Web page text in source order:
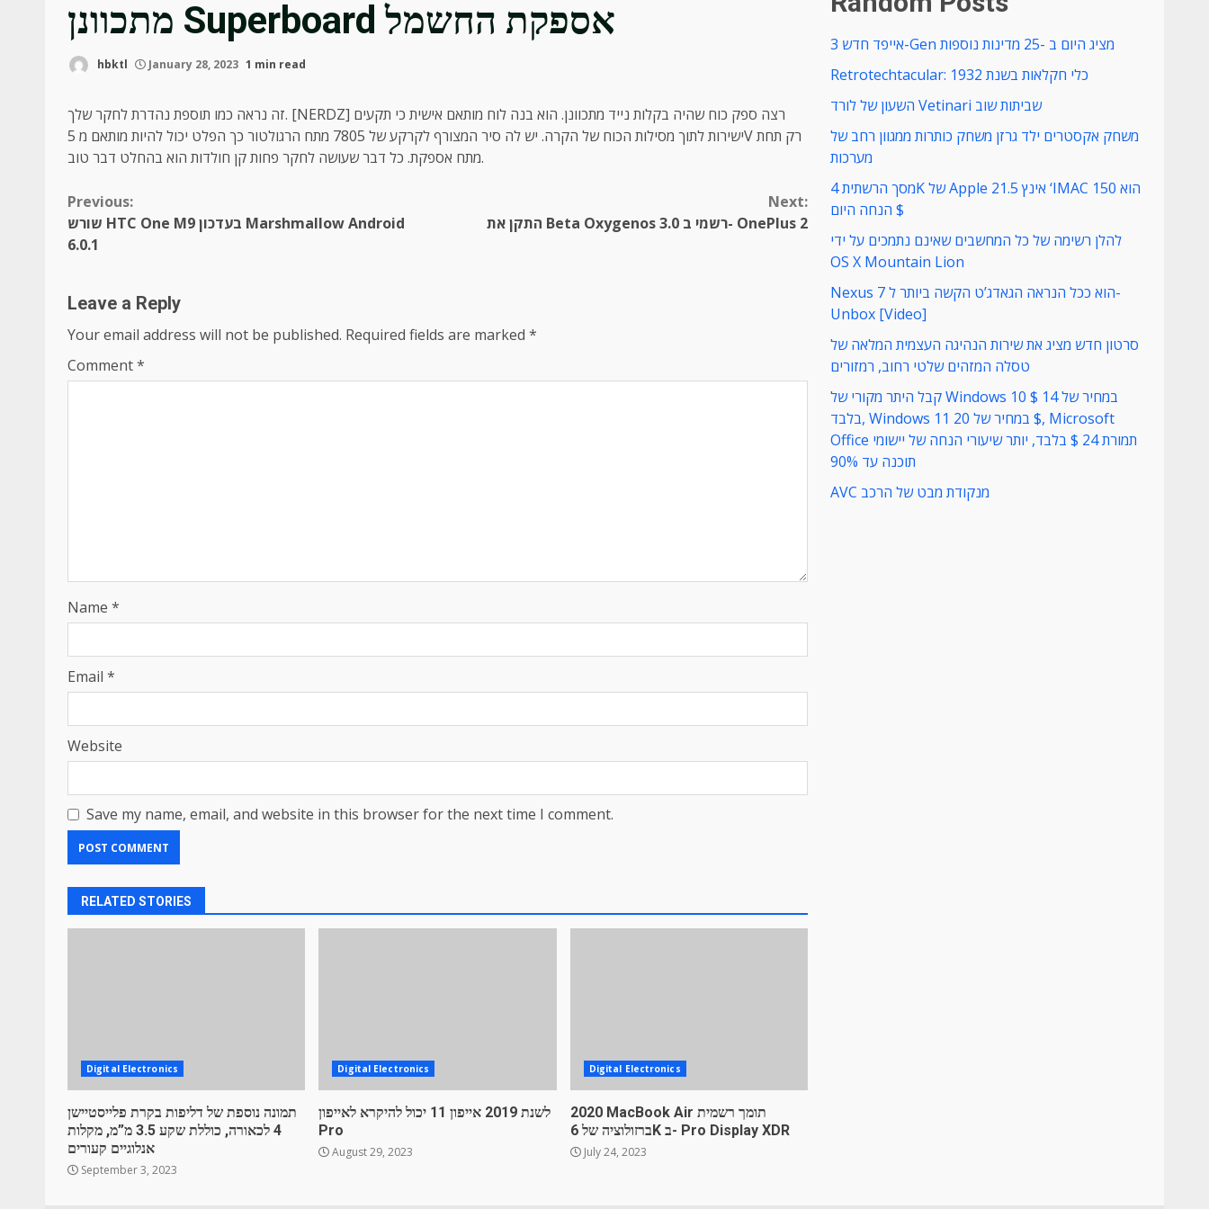
מתכוונן Superboard אספקת החשמל
hbktl January 28, 2023 1 min read
זה נראה כמו תוספת נהדרת לחקר שלך. [NERDZ] רצה ספק כוח שהיה בקלות נייד מתכוונן. הוא בנה לוח מותאם אישית כי תקעים
ישירות לתוך מסילות הכוח של הקרה. יש לה סיר המצורף לקרקע של 7805 מתח הרגולטור כך הפלט יכול להיות מותאם מ 5V רק תחת
מתח אספקת. כל דבר שעושה לחקר פחות קן חולדות הוא בהחלט דבר טוב.
Continue
Reading
Previous:
שורש HTC One M9 בעדכון Marshmallow Android
6.0.1
Next:
התקן את Beta Oxygenos 3.0 רשמי ב- OnePlus 2
Leave a Reply
Your email address will not be published. Required fields are marked *
Comment*
Name *
Email *
Website
Save my name, email, and website in this browser for the next time I comment.
RELATED STORIES
Digital Electronics
תמונה נוספת של דליפות בקרת פלייסטיישן
4 לכאורה, כוללת שקע 3.5 מ”מ, מקלות
אנלוגיים קעורים
September 3, 2023
Digital Electronics
לשנת 2019 אייפון 11 יכול להיקרא לאייפון
Pro
August 29, 2023
Digital Electronics
2020 MacBook Air תומך רשמית
ברזולוציה של 6K ב- Pro Display XDR
July 24, 2023
אייפד חדש 3-Gen מציג היום ב -25 מדינות נוספות
Retrotechtacular: כלי חקלאות בשנת 1932
השעון של לורד Vetinari שביתות שוב
משחק אקסטרים ילד גרזן משחק כותרות ממגוון רחב של
מערכות
מסך הרשתית 4K של Apple 21.5 אינץ ‘IMAC הוא 150
$ הנחה היום
להלן רשימה של כל המחשבים שאינם נתמכים על ידי
OS X Mountain Lion
Nexus 7 הוא ככל הנראה הגאדג’ט הקשה ביותר ל-
Unbox [Video]
סרטון חדש מציג את שירות הנהיגה העצמית המלאה של
טסלה המזהים שלטי רחוב, רמזורים
קבל היתר מקורי של Windows 10 במחיר של 14 $
בלבד, Windows 11 במחיר של 20 $, Microsoft
Office תמורת 24 $ בלבד, יותר שיעורי הנחה של יישומי
תוכנה עד 90%
AVC מנקודת מבט של הרכב